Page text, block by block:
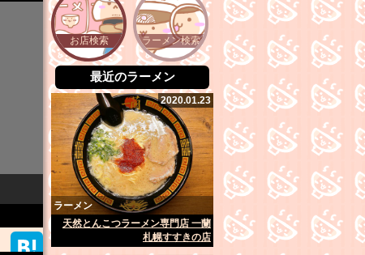
お店検索 ラーメン検索
最近のラーメン
2020.01.23
ラーメン
天然とんこつラーメン専門店 一蘭
札幌すすきの店